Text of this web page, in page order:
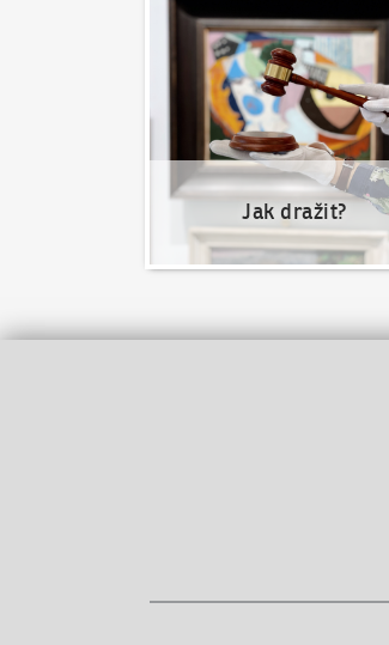
Jak dražit?